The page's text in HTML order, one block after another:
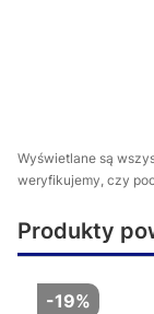
Wyświetlane są
weryfikujemy, czy
Produkty
-19%